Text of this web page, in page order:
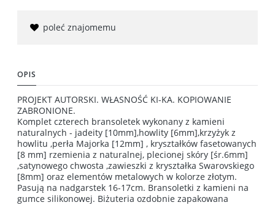
poleć znajomemu
OPIS
PROJEKT AUTORSKI. WŁASNOŚĆ KI-KA. KOPIOWANIE
ZABRONIONE.
Komplet czterech bransoletek wykonany z kamieni
naturalnych - jadeity [10mm],howlity [6mm],krzyżyk z
howlitu ,perła Majorka [12mm] , kryształków fasetowanych
[8 mm] rzemienia z naturalnej, plecionej skóry [śr.6mm]
,satynowego chwosta ,zawieszki z kryształka Swarovskiego
[8mm] oraz elementów metalowych w kolorze złotym.
Pasują na nadgarstek 16-17cm. Bransoletki z kamieni na
gumce silikonowej. Biżuteria ozdobnie zapakowana